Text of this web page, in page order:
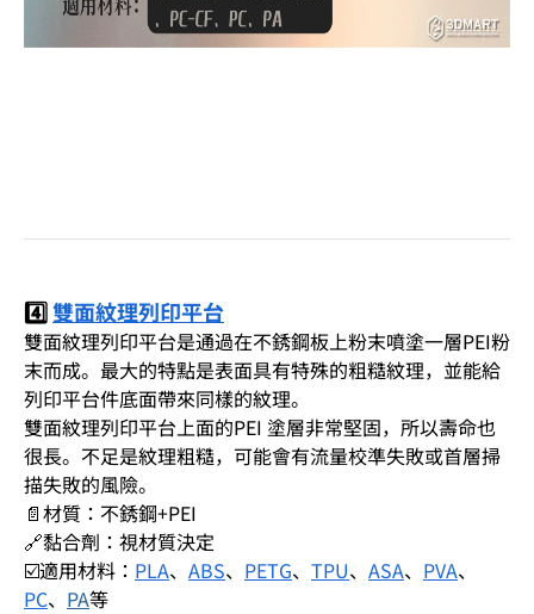
4️⃣雙面紋理列印平台
雙面紋理列印平台是通過在不銹鋼板上粉末噴塗一層PEI粉
末而成。最大的特點是表面具有特殊的粗糙紋理，並能給
列印平台件底面帶來同樣的紋理。
雙面紋理列印平台上面的PEI 塗層非常堅固，所以壽命也
很長。不足是紋理粗糙，可能會有流量校準失敗或首層掃
描失敗的風險。
📄材質：不銹鋼+PEI
🔗黏合劑：視材質決定
☑️適用材料： PLA、 ABS、 PETG、 TPU、 ASA、 PVA、
PC、 PA等